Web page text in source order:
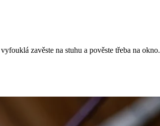
zavěste na stuhu a pověste třeba na okno.